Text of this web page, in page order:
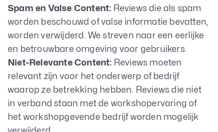
Spam en Valse Content: Reviews die als spam
worden beschouwd of valse informatie bevatten,
worden verwijderd. We streven naar een eerlijke
en betrouwbare omgeving voor gebruikers.
Niet-Relevante Content: Reviews moeten
relevant zijn voor het onderwerp of bedrijf
waarop ze betrekking hebben. Reviews die niet
in verband staan met de workshopervaring of
het workshopgevende bedrijf worden mogelijk